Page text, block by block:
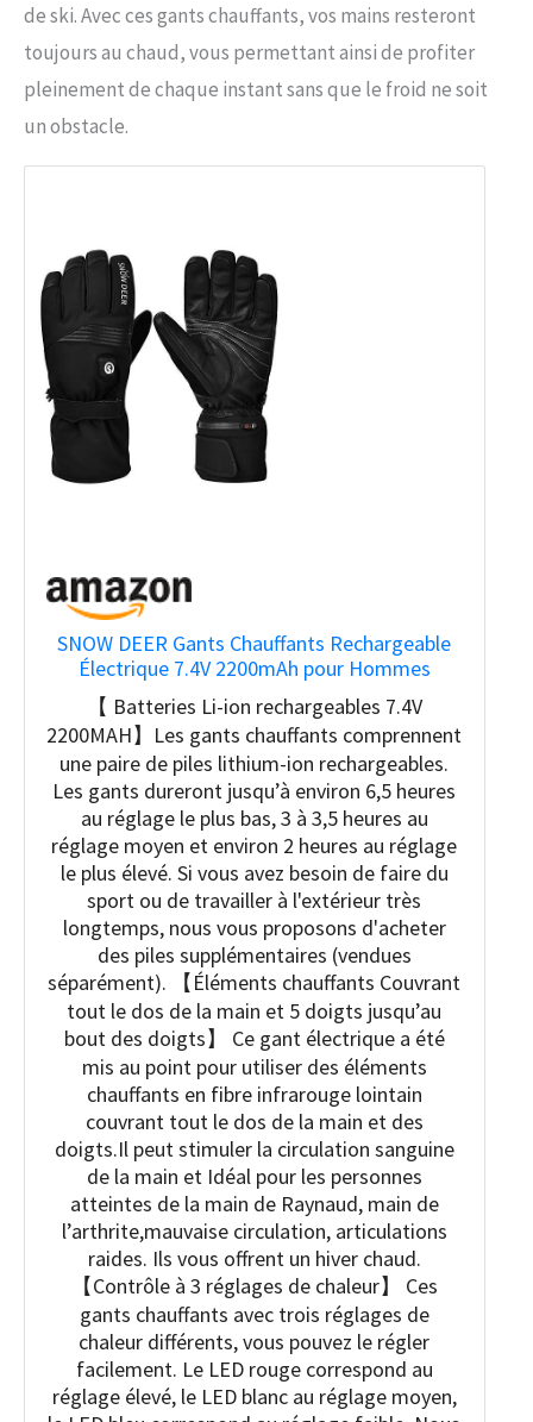
de ski. Avec ces gants chauffants, vos mains resteront
toujours au chaud, vous permettant ainsi de profiter
pleinement de chaque instant sans que le froid ne soit
un obstacle.
SNOW DEER Gants Chauffants Rechargeable
Électrique 7.4V 2200mAh pour Hommes
Femmes - Moto, Ski, Arthritiques - Chauffe
Mains (L)
【 Batteries Li-ion rechargeables 7.4V
2200MAH】Les gants chauffants comprennent
une paire de piles lithium-ion rechargeables.
Les gants dureront jusqu’à environ 6,5 heures
au réglage le plus bas, 3 à 3,5 heures au
réglage moyen et environ 2 heures au réglage
le plus élevé. Si vous avez besoin de faire du
sport ou de travailler à l'extérieur très
longtemps, nous vous proposons d'acheter
des piles supplémentaires (vendues
séparément). 【Éléments chauffants Couvrant
tout le dos de la main et 5 doigts jusqu’au
bout des doigts】 Ce gant électrique a été
mis au point pour utiliser des éléments
chauffants en fibre infrarouge lointain
couvrant tout le dos de la main et des
doigts.Il peut stimuler la circulation sanguine
de la main et Idéal pour les personnes
atteintes de la main de Raynaud, main de
l’arthrite,mauvaise circulation, articulations
raides. Ils vous offrent un hiver chaud.
【Contrôle à 3 réglages de chaleur】 Ces
gants chauffants avec trois réglages de
chaleur différents, vous pouvez le régler
facilement. Le LED rouge correspond au
réglage élevé, le LED blanc au réglage moyen,